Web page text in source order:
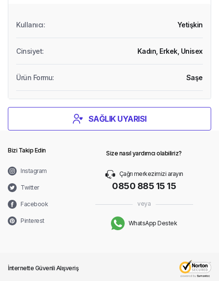
Kullanıcı: Yetişkin
Cinsiyet: Kadın, Erkek, Unisex
Ürün Formu: Saşe
SAĞLIK UYARISI
Bizi Takip Edin
Instagram
Twitter
Facebook
Pinterest
Size nasıl yardımcı olabiliriz?
Çağrı merkezimizi arayın
0850 885 15 15
veya
WhatsApp Destek
İnternette Güvenli Alışveriş